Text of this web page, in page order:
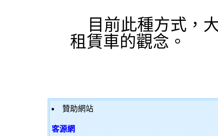
目前此種方式，
租賃車的觀念。
贊助網站
客源網